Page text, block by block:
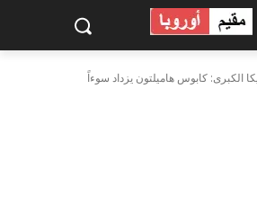
الكبرى: كابوس هاميلتون يزداد سوءاً